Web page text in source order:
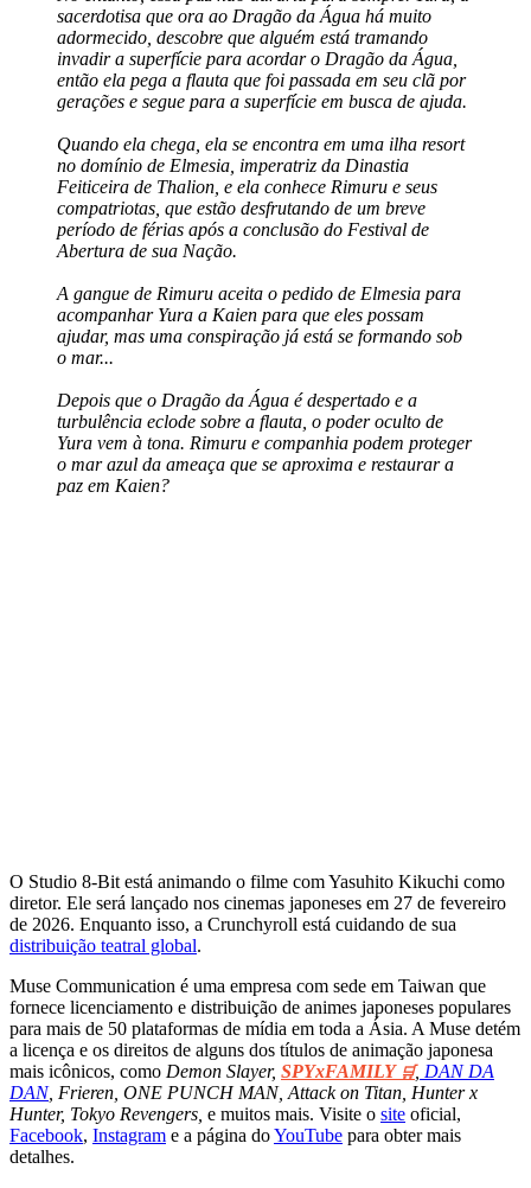
sacerdotisa que ora ao Dragão da Água há muito
adormecido, descobre que alguém está tramando
invadir a superfície para acordar o Dragão da Água,
então ela pega a flauta que foi passada em seu clã por
gerações e segue para a superfície em busca de ajuda.
Quando ela chega, ela se encontra em uma ilha resort
no domínio de Elmesia, imperatriz da Dinastia
Feiticeira de Thalion, e ela conhece Rimuru e seus
compatriotas, que estão desfrutando de um breve
período de férias após a conclusão do Festival de
Abertura de sua Nação.
A gangue de Rimuru aceita o pedido de Elmesia para
acompanhar Yura a Kaien para que eles possam
ajudar, mas uma conspiração já está se formando sob
o mar...
Depois que o Dragão da Água é despertado e a
turbulência eclode sobre a flauta, o poder oculto de
Yura vem à tona. Rimuru e companhia podem proteger
o mar azul da ameaça que se aproxima e restaurar a
paz em Kaien?
O Studio 8-Bit está animando o filme com Yasuhito Kikuchi como
diretor. Ele será lançado nos cinemas japoneses em 27 de fevereiro
de 2026. Enquanto isso, a Crunchyroll está cuidando de sua
distribuição teatral global.
Muse Communication é uma empresa com sede em Taiwan que
fornece licenciamento e distribuição de animes japoneses populares
para mais de 50 plataformas de mídia em toda a Ásia. A Muse detém
a licença e os direitos de alguns dos títulos de animação japonesa
mais icônicos, como Demon Slayer, SPYxFAMILY 🛒, DAN DA
DAN, Frieren, ONE PUNCH MAN, Attack on Titan, Hunter x
Hunter, Tokyo Revengers, e muitos mais. Visite o site oficial,
Facebook, Instagram e a página doYouTube para obter mais
detalhes.